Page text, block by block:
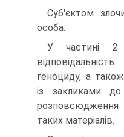
Суб'єктом
особа.
У частині 2
геноциду, а
із закликами
таких матеріалів.